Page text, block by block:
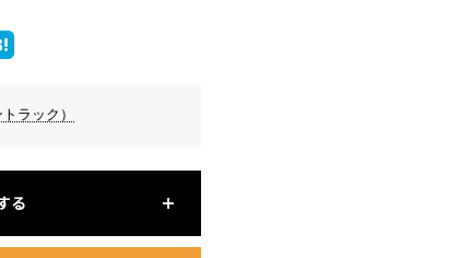
ラック）
る